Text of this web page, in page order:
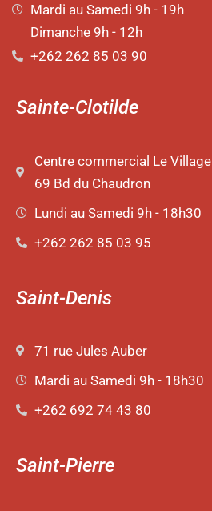
Mardi au Samedi 9h - 19h
Dimanche 9h - 12h
+262 262 85 03 90
Sainte-Clotilde
Centre commercial Le Village
69 Bd du Chaudron
Lundi au Samedi 9h - 18h30
+262 262 85 03 95
Saint-Denis
71 rue Jules Auber
Mardi au Samedi 9h - 18h30
+262 692 74 43 80
Saint-Pierre